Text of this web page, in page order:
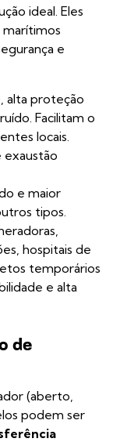
ideal. Eles
e
alta proteção
Facilitam o
locais.
exaustão
e maior
tipos.
hospitais de
temporários
e alta
de
(aberto,
podem ser